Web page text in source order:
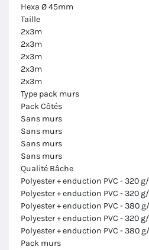
Hexa Ø 45mm
Taille
2x3m
2x3m
2x3m
2x3m
2x3m
Type pack murs
Pack Côtés
Sans murs
Sans murs
Sans murs
Sans murs
Qualité Bâche
Polyester + enduction PVC - 320
Polyester + enduction PVC - 320
Polyester + enduction PVC - 380
Polyester + enduction PVC - 320
Polyester + enduction PVC - 380
Pack murs